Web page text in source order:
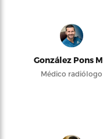
González Pons
Médico radiólogo